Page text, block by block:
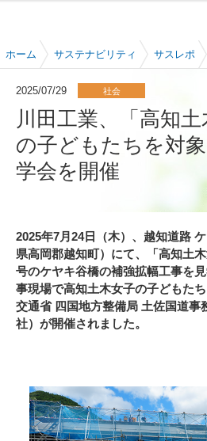
ホーム サステナビリティ サスレポ
2025/07/29 社会
川田工業、「高知
の子どもたちを対
学会を開催
2025年7月24日（木）、越知道路
県高岡郡越知町）にて、「高知土
号のケヤキ谷橋の補強拡幅工事を
事現場で高知土木女子の子どもた
交通省 四国地方整備局 土佐国道事
社）が開催されました。